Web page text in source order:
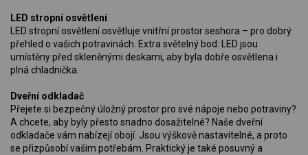
LED stropní osvětlení
LED stropní osvětlení osvětluje vnitřní prostor seshora – pro dobrý
přehled o vašich potravinách. Extra světelný bod: LED jsou
umístěny před skleněnými deskami, aby byla dobře osvětlena i
plná chladnička.
Dveřní odkladač
Přejete si bezpečný úložný prostor pro své nápoje nebo potraviny?
A chcete, aby byly přesto snadno dosažitelné? Naše dveřní
odkladače vám nabízejí obojí. Jsou výškově nastavitelné, a proto
se přizpůsobí vašim potřebám. Praktický je také posuvný a